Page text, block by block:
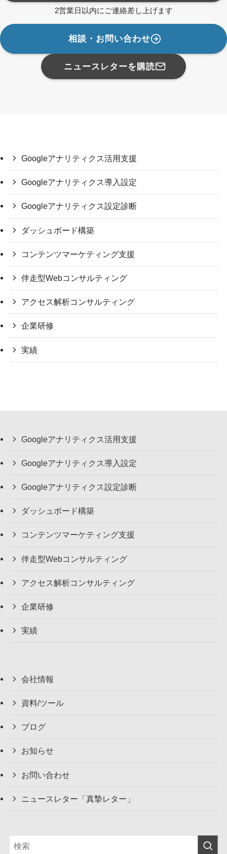
2営業日以内にご連絡差し上げます
相談・お問い合わせ
ニュースレターを購読
Googleアナリティクス活用支援
Googleアナリティクス導入設定
Googleアナリティクス設定診断
ダッシュボード構築
コンテンツマーケティング支援
伴走型Webコンサルティング
アクセス解析コンサルティング
企業研修
実績
Googleアナリティクス活用支援
Googleアナリティクス導入設定
Googleアナリティクス設定診断
ダッシュボード構築
コンテンツマーケティング支援
伴走型Webコンサルティング
アクセス解析コンサルティング
企業研修
実績
会社情報
資料/ツール
ブログ
お知らせ
お問い合わせ
ニュースレター「真摯レター」